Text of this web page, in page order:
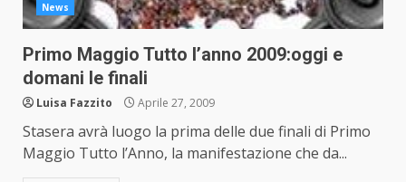
News
Primo Maggio Tutto l’anno 2009:oggi e
domani le finali
Luisa Fazzito Aprile 27, 2009
Stasera avrà luogo la prima delle due finali di Primo
Maggio Tutto l’Anno, la manifestazione che da...